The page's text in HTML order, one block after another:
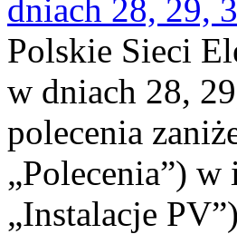
dniach 28, 29,
Polskie Sieci
w dniach 28,
polecenia
„Polecenia”)
„Instalacje